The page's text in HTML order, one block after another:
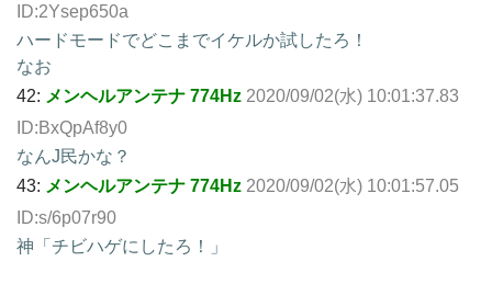
ID:2Ysep650a
ハードモードでどこまでイケルか試したろ！
なお
42: メンヘルアンテナ 774Hz 2020/09/02(水) 10:01:37.83
ID:BxQpAf8y0
なんJ民かな？
43: メンヘルアンテナ 774Hz 2020/09/02(水) 10:01:57.05
ID:s/6p07r90
神「チビハゲにしたろ！」